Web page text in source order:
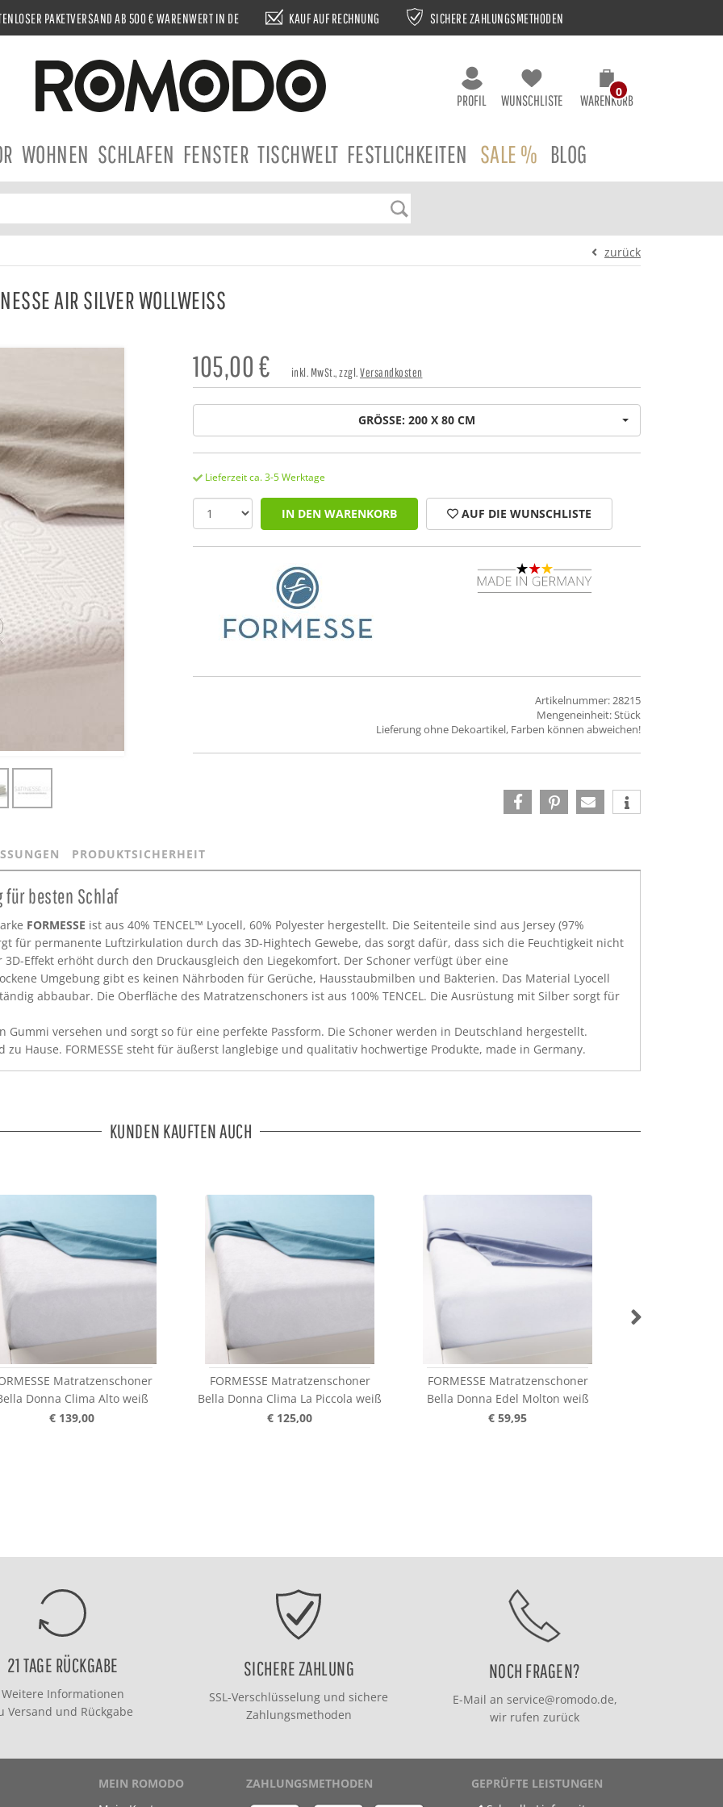
PAKETVERSAND AB 500 € WARENWERT IN DE KAUF AUF RECHNUNG SICHERE ZAHLUNGSMETHODEN
PROFIL WUNSCHLISTE WARENKORB
0
WOHNEN SCHLAFEN FENSTER TISCHWELT FESTLICHKEITEN SALE % BLOG
zurück
AIR SILVER WOLLWEISS
105,00€ inkl. MwSt., zzgl.Versandkosten
GRÖSSE: 200 X 80 CM
Lieferzeit ca. 3-5 Werktage
IN DEN WARENKORB AUF DIE WUNSCHLISTE
Artikelnummer: 28215
Mengeneinheit: Stück
Lieferung ohne Dekoartikel, Farben können abweichen!
PRODUKTSICHERHEIT
für besten Schlaf
FORMESSE ist aus 40% TENCEL™ Lyocell, 60% Polyester hergestellt. Die Seitenteile sind aus Jersey (97%
für permanente Luftzirkulation durch das 3D-Hightech Gewebe, das sorgt dafür, dass sich die Feuchtigkeit nicht
Effekt erhöht durch den Druckausgleich den Liegekomfort. Der Schoner verfügt über eine
Umgebung gibt es keinen Nährboden für Gerüche, Hausstaubmilben und Bakterien. Das Material Lyocell
abbaubar. Die Oberfläche des Matratzenschoners ist aus 100% TENCEL. Die Ausrüstung mit Silber sorgt für
versehen und sorgt so für eine perfekte Passform. Die Schoner werden in Deutschland hergestellt.
zu Hause. FORMESSE steht für äußerst langlebige und qualitativ hochwertige Produkte, made in Germany.
KUNDEN KAUFTEN AUCH
Matratzenschoner
Donna Clima Alto weiß
€ 139,00
FORMESSE Matratzenschoner
Bella Donna Clima La Piccola weiß
€ 125,00
FORMESSE Matratzenschoner
Bella Donna Edel Molton weiß
€ 59,95
21 TAGE RÜCKGABE
Weitere Informationen
Versand und Rückgabe
SICHERE ZAHLUNG
SSL-Verschlüsselung und sichere
Zahlungsmethoden
NOCH FRAGEN?
E-Mail an service@romodo.de,
wir rufen zurück
MEIN ROMODO
ZAHLUNGSMETHODEN
GEPRÜFTE LEISTUNGEN